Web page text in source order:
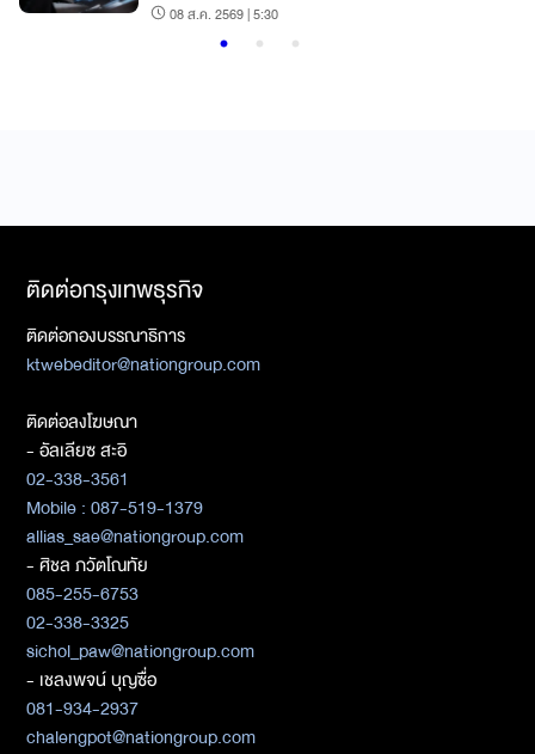
08 ส.ค. 2569 | 5:30
ติดต่อกรุงเทพธุรกิจ
ติดต่อกองบรรณาธิการ
ktwebeditor@nationgroup.com
ติดต่อลงโฆษณา
- อัลเลียซ สะอิ
02-338-3561
Mobile : 087-519-1379
allias_sae@nationgroup.com
- ศิชล ภวัตโณทัย
085-255-6753
02-338-3325
sichol_paw@nationgroup.com
- เชลงพจน์ บุญซื่อ
081-934-2937
chalengpot@nationgroup.com